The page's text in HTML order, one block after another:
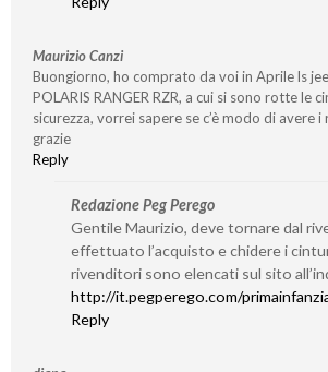
Maurizio Canzi
Buongiorno, ho comprato da voi in Aprile ls
POLARIS RANGER RZR, a cui si sono rotte le
sicurezza, vorrei sapere se c’è modo di avere i
grazie
Reply
Redazione Peg Perego
Gentile Maurizio, deve tornare dal
effettuato l’acquisto e chidere i
rivenditori sono elencati sul sito
http://it.pegperego.com/
Reply